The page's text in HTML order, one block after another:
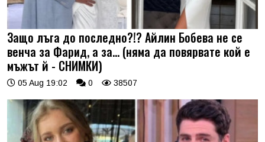
Защо лъга до последно?!? Айлин Бобева не се
венча за Фарид, а за... (няма да повярвате кой е
мъжът й - СНИМКИ)
05 Aug 19:02 0 38507